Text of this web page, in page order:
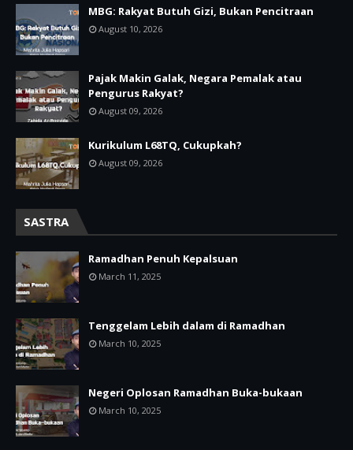
MBG: Rakyat Butuh Gizi, Bukan Pencitraan
August 10, 2026
Pajak Makin Galak, Negara Pemalak atau
Pengurus Rakyat?
August 09, 2026
Kurikulum L68TQ, Cukupkah?
August 09, 2026
SASTRA
Ramadhan Penuh Kepalsuan
March 11, 2025
Tenggelam Lebih dalam di Ramadhan
March 10, 2025
Negeri Oplosan Ramadhan Buka-bukaan
March 10, 2025